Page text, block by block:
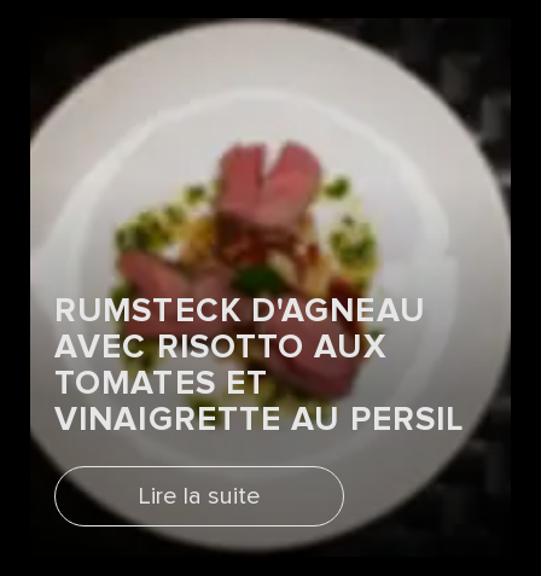
RUMSTECK D'AGNEAU
AVEC RISOTTO AUX
TOMATES ET
VINAIGRETTE AU PERSIL
Lire la suite